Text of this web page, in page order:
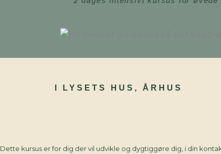
I LYSETS HUS, ÅRHUS
Dette kursus er for dig der vil udvikle og dygtiggøre dig, i din